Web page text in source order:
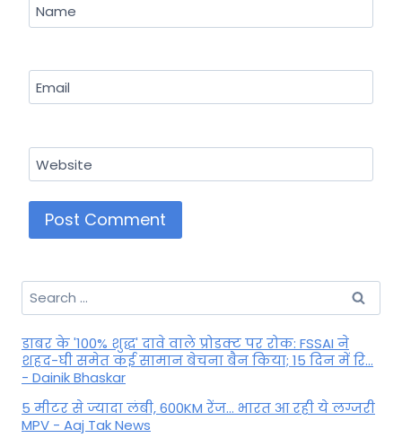
Name
Email
Website
Search
for:
डाबर के '100% शुद्ध' दावे वाले प्रोडक्ट पर रोक: FSSAI ने
शहद-घी समेत कई सामान बेचना बैन किया; 15 दिन में रि...
- Dainik Bhaskar
5 मीटर से ज्यादा लंबी, 600KM रेंज... भारत आ रही ये लग्जरी
MPV - Aaj Tak News